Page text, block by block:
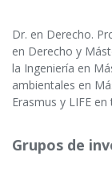
Dr. en Derecho.
en Derecho y
la Ingeniería en
ambientales en
Erasmus y LIFE
Grupos de